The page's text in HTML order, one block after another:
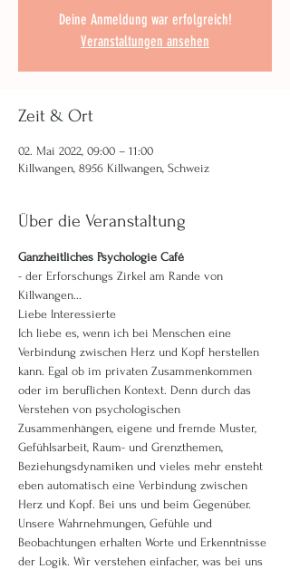
Deine Anmeldung war erfolgreich!
Veranstaltungen ansehen
Zeit & Ort
02. Mai 2022, 09:00 – 11:00
Killwangen, 8956 Killwangen, Schweiz
Über die Veranstaltung
Ganzheitliches Psychologie Café
- der Erforschungs Zirkel am Rande von
Killwangen...
Liebe Interessierte
Ich liebe es, wenn ich bei Menschen eine
Verbindung zwischen Herz und Kopf herstellen
kann. Egal ob im privaten Zusammenkommen
oder im beruflichen Kontext. Denn durch das
Verstehen von psychologischen
Zusammenhängen, eigene und fremde Muster,
Gefühlsarbeit, Raum- und Grenzthemen,
Beziehungsdynamiken und vieles mehr ensteht
eben automatisch eine Verbindung zwischen
Herz und Kopf. Bei uns und beim Gegenüber.
Unsere Wahrnehmungen, Gefühle und
Beobachtungen erhalten Worte und Erkenntnisse
der Logik. Wir verstehen einfacher, was bei uns